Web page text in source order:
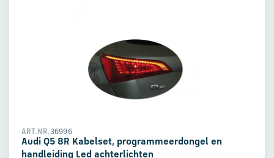
ART.NR.36996
Audi Q5 8R Kabelset, programmeerdongel en
handleiding Led achterlichten